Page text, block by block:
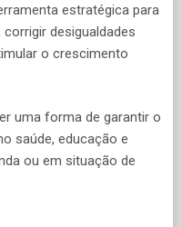
estratégica para
desigualdades
o crescimento
uma forma de garantir o
saúde, educação e
ou em situação de